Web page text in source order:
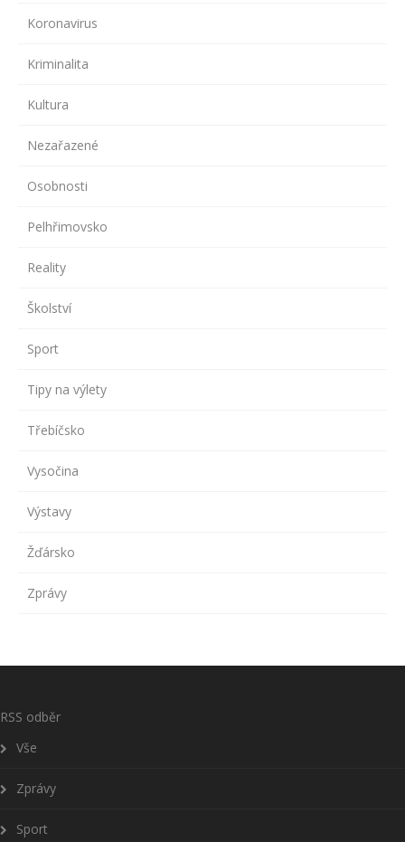
Koronavirus
Kriminalita
Kultura
Nezařazené
Osobnosti
Pelhřimovsko
Reality
Školství
Sport
Tipy na výlety
Třebíčsko
Vysočina
Výstavy
Žďársko
Zprávy
RSS odběr
Vše
Zprávy
Sport